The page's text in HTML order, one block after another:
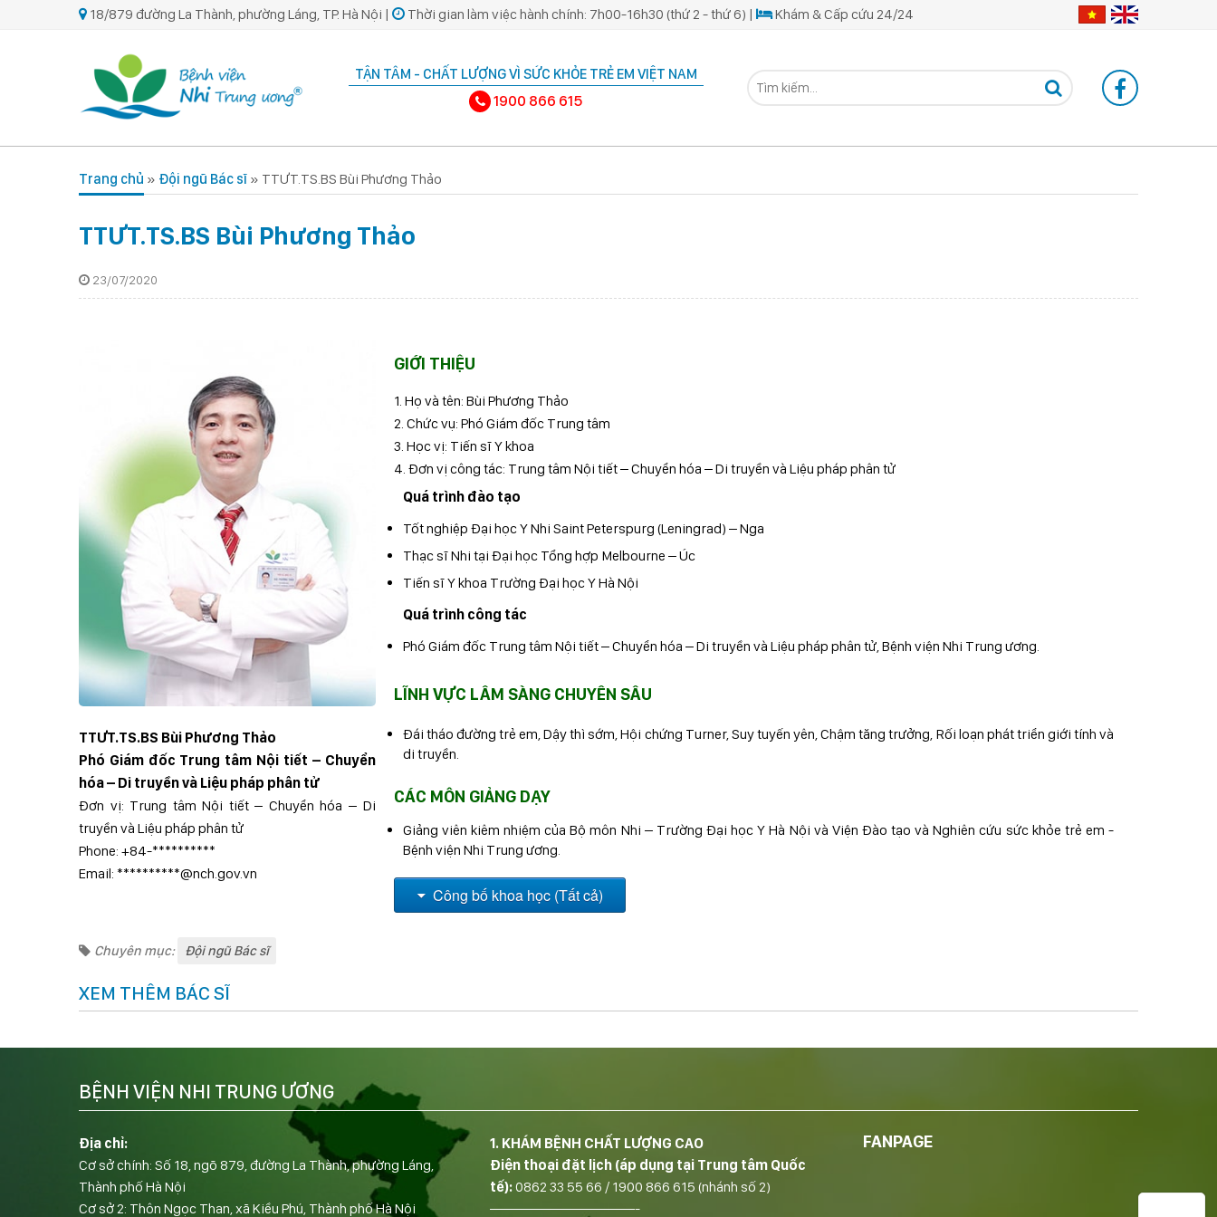
18/879 đường La Thành, phường Láng, TP. Hà Nội | Thời gian làm việc hành chính: 7h00-16h30 (thứ 2 - thứ 6) | Khám & Cấp cứu 24/24
TẬN TÂM - CHẤT LƯỢNG VÌ SỨC KHỎE TRẺ EM VIỆT NAM
1900 866 615
Trang chủ » Đội ngũ Bác sĩ » TTƯT.TS.BS Bùi Phương Thảo
TTƯT.TS.BS Bùi Phương Thảo
23/07/2020
TTƯT.TS.BS Bùi Phương Thảo
Phó Giám đốc Trung tâm Nội tiết – Chuyển
hóa – Di truyền và Liệu pháp phân tử
Đơn vị: Trung tâm Nội tiết – Chuyển hóa – Di
truyền và Liệu pháp phân tử
Phone: +84-**********
Email: **********@nch.gov.vn
GIỚI THIỆU
1. Họ và tên: Bùi Phương Thảo
2. Chức vụ: Phó Giám đốc Trung tâm
3. Học vị: Tiến sĩ Y khoa
4. Đơn vị công tác: Trung tâm Nội tiết – Chuyển hóa – Di truyền và Liệu pháp phân tử
Quá trình đào tạo
Tốt nghiệp Đại học Y Nhi Saint Peterspurg (Leningrad) – Nga
Thạc sĩ Nhi tại Đại học Tổng hợp Melbourne – Úc
Tiến sĩ Y khoa Trường Đại học Y Hà Nội
Quá trình công tác
Phó Giám đốc Trung tâm Nội tiết – Chuyển hóa – Di truyền và Liệu pháp phân tử, Bệnh viện Nhi Trung ương.
LĨNH VỰC LÂM SÀNG CHUYÊN SÂU
Đái tháo đường trẻ em, Dậy thì sớm, Hội chứng Turner, Suy tuyến yên, Chậm tăng trưởng, Rối loạn phát triển giới tính và
di truyền.
CÁC MÔN GIẢNG DẠY
Giảng viên kiêm nhiệm của Bộ môn Nhi – Trường Đại học Y Hà Nội và Viện Đào tạo và Nghiên cứu sức khỏe trẻ em -
Bệnh viện Nhi Trung ương.
Công bố khoa học (Tất cả)
Chuyên mục: Đội ngũ Bác sĩ
XEM THÊM BÁC SĨ
Địa chỉ:
Cơ sở chính: Số 18, ngõ 879, đường La Thành, phường Láng,
Thành phố Hà Nội
Cơ sở 2: Thôn Ngọc Than, xã Kiều Phú, Thành phố Hà Nội
1. KHÁM BỆNH CHẤT LƯỢNG CAO
Điện thoại đặt lịch (áp dụng tại Trung tâm Quốc
tế):0862 33 55 66 / 1900 866 615 (nhánh số 2)
——————————-
FANPAGE
BỆNH VIỆN NHI TRUNG ƯƠNG